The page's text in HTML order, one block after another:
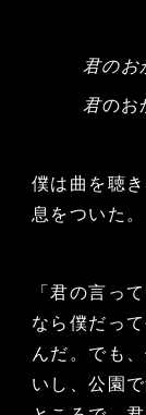
君のお
君のお
僕は曲を聴
息をついた。
「君の言っ
なら僕だっ
んだ。でも
いし、公園